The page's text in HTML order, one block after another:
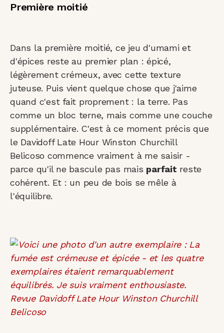
Première moitié
Dans la première moitié, ce jeu d'umami et
d'épices reste au premier plan : épicé,
légèrement crémeux, avec cette texture
juteuse. Puis vient quelque chose que j'aime
quand c'est fait proprement : la terre. Pas
comme un bloc terne, mais comme une couche
supplémentaire. C'est à ce moment précis que
le Davidoff Late Hour Winston Churchill
Belicoso commence vraiment à me saisir -
parce qu'il ne bascule pas mais parfait reste
cohérent. Et : un peu de bois se mêle à
l'équilibre.